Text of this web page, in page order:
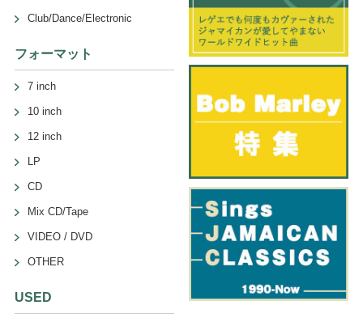
Club/Dance/Electronic
フォーマット
7 inch
10 inch
12 inch
LP
CD
Mix CD/Tape
VIDEO / DVD
OTHER
USED